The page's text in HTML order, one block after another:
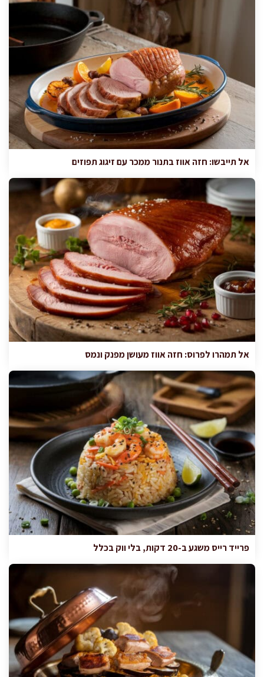
אל תייבשו: חזה אווז בתנור ממכר עם זיגוג תפוזים
אל תמהרו לפרוס: חזה אווז מעושן מפנק ונמס
פרייד רייס משגע ב-20 דקות, בלי ווק בכלל